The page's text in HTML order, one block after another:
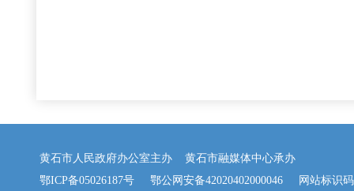
黄石市人民政府办公室主办 黄石市融媒体中心承办
鄂ICP备05026187号
鄂公网安备42020402000046 网站标识码